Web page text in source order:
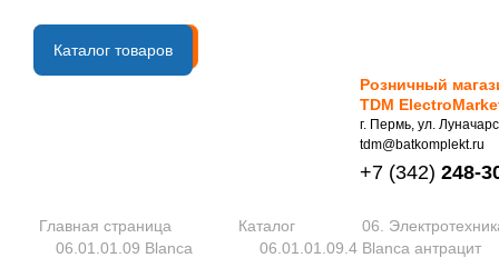
B2B портал
Каталог товаров
Розничный
TDM
г. Пермь, ул.
tdm@batkomplekt.ru
+7 (342) 248-
Главная страница Каталог
06.
06.01.01.09 Blanca
06.01.01.09.4 Blanca антрацит